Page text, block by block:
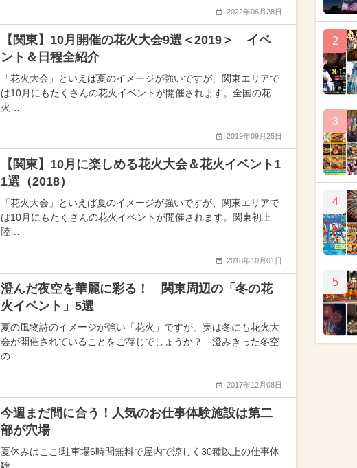
2022年06月28日
【関東】10月開催の花火大会9選＜2019＞ イベ
ント＆日程全紹介
「花火大会」といえば夏のイメージが強いですが、関東エリアで
は10月にもたくさんの花火イベントが開催されます。全国の花
火…
2019年09月25日
【関東】10月に楽しめる花火大会＆花火イベント1
1選（2018）
「花火大会」といえば夏のイメージが強いですが、関東エリアで
は10月にもたくさんの花火イベントが開催されます。関東初上
陸…
2018年10月01日
澄んだ夜空を華麗に彩る！ 関東周辺の「冬の花
火イベント」5選
夏の風物詩のイメージが強い「花火」ですが、実は冬にも花火大
会が開催されていることをご存じでしょうか？ 澄みきった冬空
の…
2017年12月08日
今週まだ間に合う！人気のお仕事体験施設は第二
部が穴場
夏休みはここ!駐車場6時間無料で屋内で涼しく30種以上の仕事体
2
3
4
5